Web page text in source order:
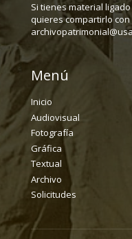
Si tienes material
quieres compartirlo
Menú
Inicio
Audiovisual
Fotografía
Gráfica
Textual
Archivo
Solicitudes